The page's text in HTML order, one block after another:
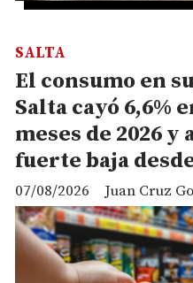
El consumo en
Salta cayó 6,6%
meses de 2026 y
fuerte baja
Juan Cruz
SALTA
07/08/2026